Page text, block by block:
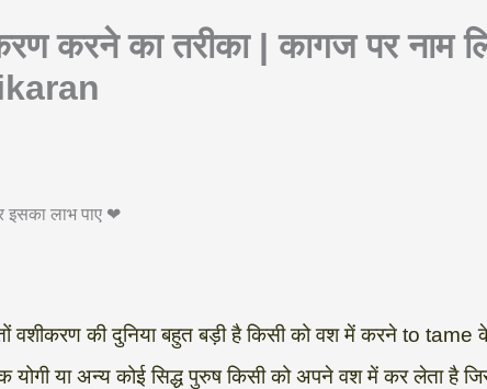
करने का तरीका | कागज पर नाम
इसका लाभ पाए ❤
वशीकरण की दुनिया बहुत बड़ी है किसी को वश में करने to tame
योगी या अन्य कोई सिद्ध पुरुष किसी को अपने वश में कर लेता है